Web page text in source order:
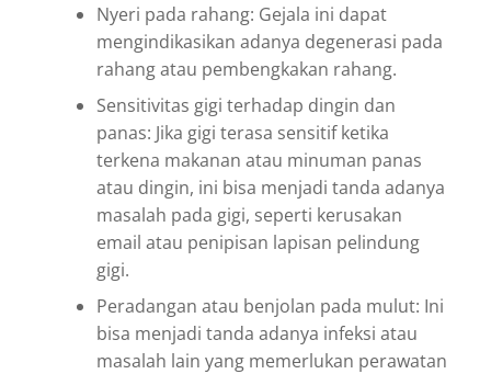
Nyeri pada rahang: Gejala ini dapat
mengindikasikan adanya degenerasi pada
rahang atau pembengkakan rahang.
Sensitivitas gigi terhadap dingin dan
panas: Jika gigi terasa sensitif ketika
terkena makanan atau minuman panas
atau dingin, ini bisa menjadi tanda adanya
masalah pada gigi, seperti kerusakan
email atau penipisan lapisan pelindung
gigi.
Peradangan atau benjolan pada mulut: Ini
bisa menjadi tanda adanya infeksi atau
masalah lain yang memerlukan perawatan